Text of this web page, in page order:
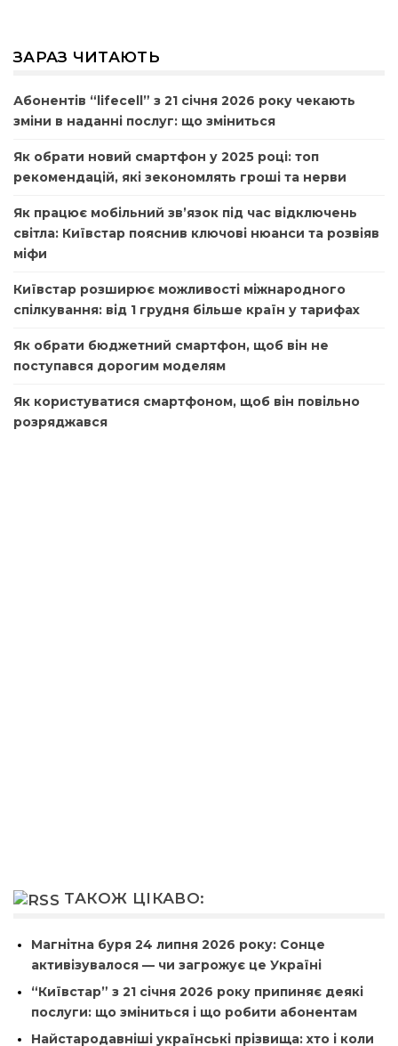
ЗАРАЗ ЧИТАЮТЬ
Абонентів “lifecell” з 21 січня 2026 року чекають
зміни в наданні послуг: що зміниться
Як обрати новий смартфон у 2025 році: топ
рекомендацій, які зекономлять гроші та нерви
Як працює мобільний зв’язок під час відключень
світла: Київстар пояснив ключові нюанси та розвіяв
міфи
Київстар розширює можливості міжнародного
спілкування: від 1 грудня більше країн у тарифах
Як обрати бюджетний смартфон, щоб він не
поступався дорогим моделям
Як користуватися смартфоном, щоб він повільно
розряджався
ТАКОЖ ЦІКАВО:
Магнітна буря 24 липня 2026 року: Сонце
активізувалося — чи загрожує це Україні
“Київстар” з 21 січня 2026 року припиняє деякі
послуги: що зміниться і що робити абонентам
Найстародавніші українські прізвища: хто і коли